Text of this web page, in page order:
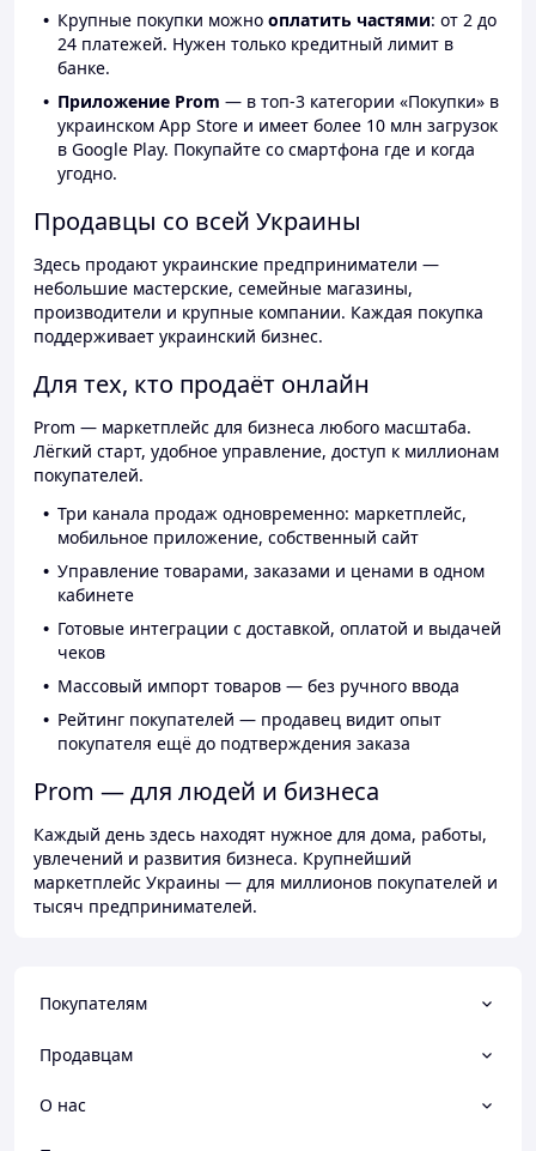
Крупные покупки можно оплатить частями: от 2 до
24 платежей. Нужен только кредитный лимит в
банке.
Приложение Prom — в топ-3 категории «Покупки» в
украинском App Store и имеет более 10 млн загрузок
в Google Play. Покупайте со смартфона где и когда
угодно.
Продавцы со всей Украины
Здесь продают украинские предприниматели —
небольшие мастерские, семейные магазины,
производители и крупные компании. Каждая покупка
поддерживает украинский бизнес.
Для тех, кто продаёт онлайн
Prom — маркетплейс для бизнеса любого масштаба.
Лёгкий старт, удобное управление, доступ к миллионам
покупателей.
Три канала продаж одновременно: маркетплейс,
мобильное приложение, собственный сайт
Управление товарами, заказами и ценами в одном
кабинете
Готовые интеграции с доставкой, оплатой и выдачей
чеков
Массовый импорт товаров — без ручного ввода
Рейтинг покупателей — продавец видит опыт
покупателя ещё до подтверждения заказа
Prom — для людей и бизнеса
Каждый день здесь находят нужное для дома, работы,
увлечений и развития бизнеса. Крупнейший
маркетплейс Украины — для миллионов покупателей и
тысяч предпринимателей.
Покупателям
Продавцам
О нас